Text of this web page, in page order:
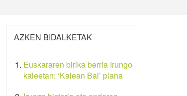
AZKEN BIDALKETAK
Euskararen birika berria Irungo
kaleetan: ‘Kalean Bai’ plana